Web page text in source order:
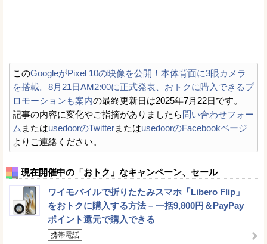
このGoogleがPixel 10の映像を公開！本体背面に3眼カメラ
を搭載。8月21日AM2:00に正式発表、おトクに購入できるプ
ロモーションも案内の最終更新日は2025年7月22日です。
記事の内容に変化やご指摘がありましたら 問い合わせフォー
ム またはusedoorのTwitterまたはusedoorのFacebookページ
よりご連絡ください。
現在開催中の「おトク」なキャンペーン、セール
ワイモバイルで折りたたみスマホ「Libero Flip」
をおトクに購入する方法 – 一括9,800円＆PayPay
ポイント還元で購入できる
携帯電話